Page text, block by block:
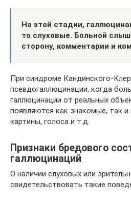
На этой стадии,
то слуховые. Больной
сторону, комментарии и
При синдроме Кандинского-
псевдогаллюцинации, когда
галлюцинации от реальных
появляются как знакомые, так
картины, голоса и т.д.
Признаки бредового
галлюцинаций
О наличии слуховых или
свидетельствовать такие